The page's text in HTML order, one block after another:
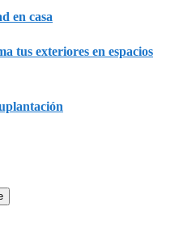
en casa
tus exteriores en espacios